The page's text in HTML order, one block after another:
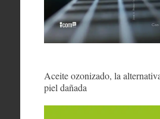
Aceite ozonizado, la
piel dañada